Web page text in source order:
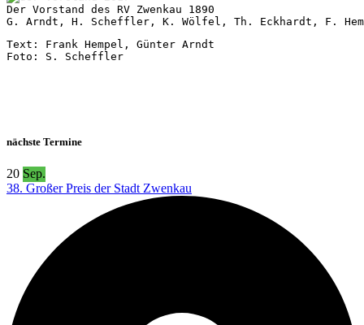
Der Vorstand des RV Zwenkau 1890
G. Arndt, H. Scheffler, K. Wölfel, Th. Eckhardt, F.
Text: Frank Hempel, Günter Arndt
Foto: S. Scheffler
nächste Termine
20 Sep.
38. Großer Preis der Stadt Zwenkau